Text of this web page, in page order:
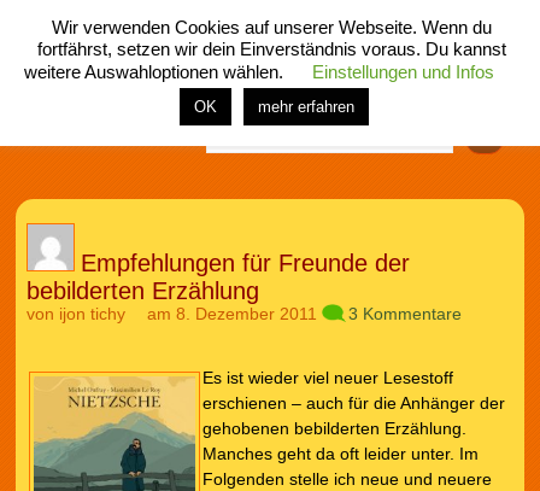
menü
home rubrik buch comic spiel fotos shop
Empfehlungen für Freunde der
bebilderten Erzählung
von ijon tichy am 8. Dezember 2011 3 Kommentare
Es ist wieder viel neuer Lesestoff
erschienen – auch für die Anhänger der
gehobenen bebilderten Erzählung.
Manches geht da oft leider unter. Im
Folgenden stelle ich neue und neuere
Wir verwenden Cookies auf unserer Webseite. Wenn du
fortfährst, setzen wir dein Einverständnis voraus. Du kannst
weitere Auswahloptionen wählen.
Einstellungen und Infos
OK mehr erfahren